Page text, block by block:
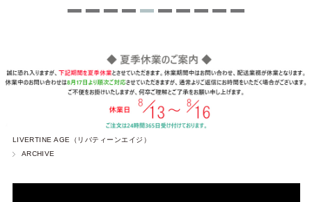
LIVERTINE AGE（リバティーンエイジ）
ARCHIVE